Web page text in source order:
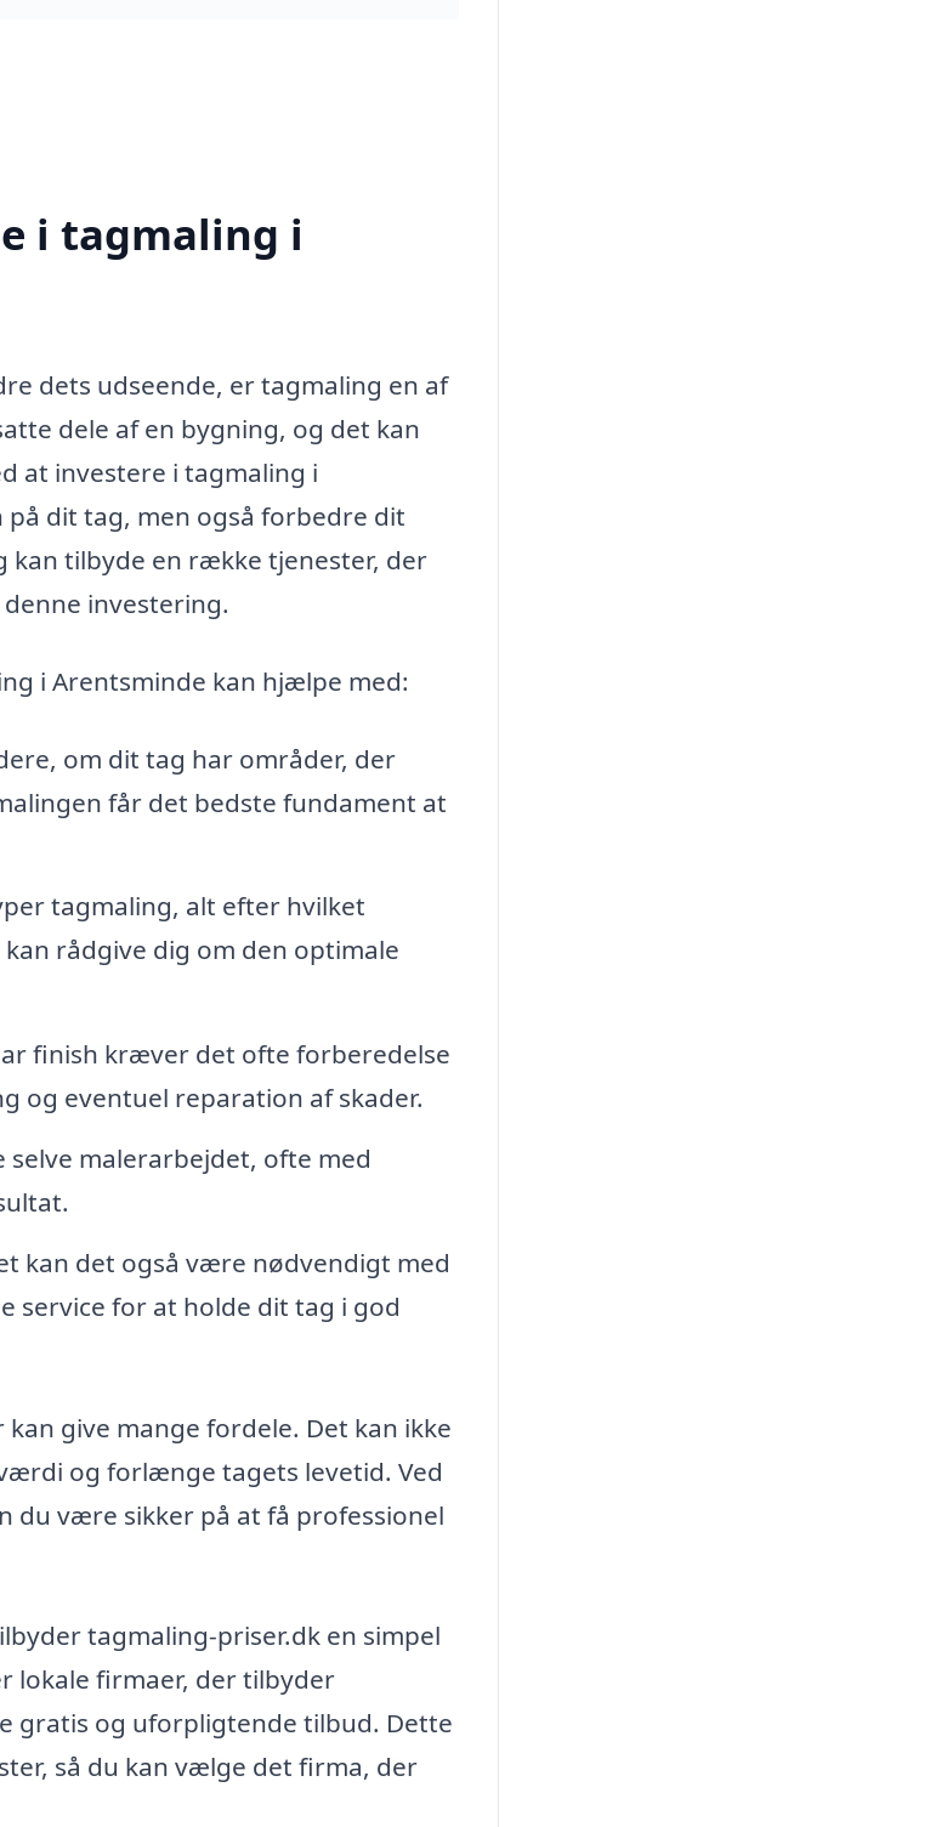
i tagmaling i
dets udseende, er tagmaling en af
dele af en bygning, og det kan
at investere i tagmaling i
dit tag, men også forbedre dit
kan tilbyde en række tjenester, der
investering.
i Arentsminde kan hjælpe med:
om dit tag har områder, der
får det bedste fundament at
tagmaling, alt efter hvilket
rådgive dig om den optimale
finish kræver det ofte forberedelse
og eventuel reparation af skader.
selve malerarbejdet, ofte med
kan det også være nødvendigt med
service for at holde dit tag i god
give mange fordele. Det kan ikke
og forlænge tagets levetid. Ved
du være sikker på at få professionel
tagmaling-priser.dk en simpel
lokale firmaer, der tilbyder
gratis og uforpligtende tilbud. Dette
så du kan vælge det firma, der